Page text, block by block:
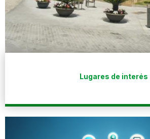
Lugares de interés